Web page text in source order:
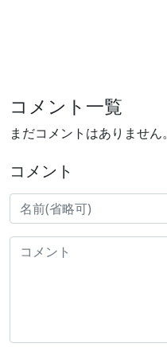
コメント一覧
まだコメントはありません。
コメント